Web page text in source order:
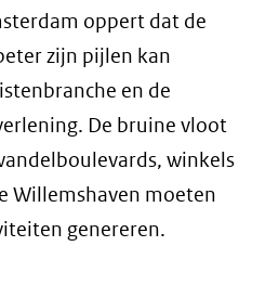
oppert dat de
zijn pijlen kan
en de
De bruine vloot
winkels
Willemshaven moeten
genereren.